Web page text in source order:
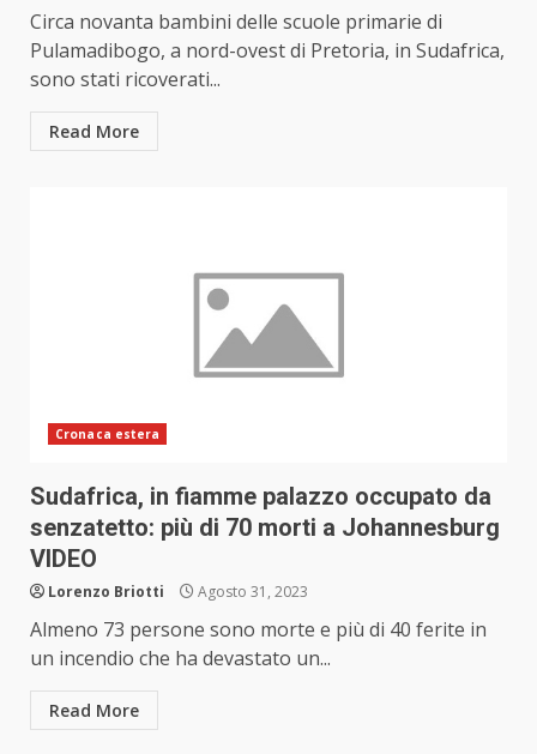
Circa novanta bambini delle scuole primarie di
Pulamadibogo, a nord-ovest di Pretoria, in Sudafrica,
sono stati ricoverati...
Read More
Cronaca estera
Sudafrica, in fiamme palazzo occupato da
senzatetto: più di 70 morti a Johannesburg
VIDEO
Lorenzo Briotti Agosto 31, 2023
Almeno 73 persone sono morte e più di 40 ferite in
un incendio che ha devastato un...
Read More